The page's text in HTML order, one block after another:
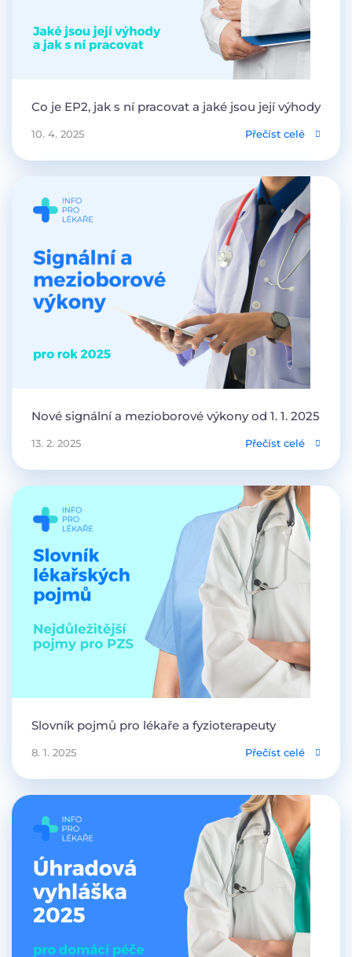
Co je EP2, jak s ní pracovat a jaké jsou její výhody
10. 4. 2025 Přečíst celé
Nové signální a mezioborové výkony od 1. 1. 2025
13. 2. 2025 Přečíst celé
Slovník pojmů pro lékaře a fyzioterapeuty
8. 1. 2025 Přečíst celé